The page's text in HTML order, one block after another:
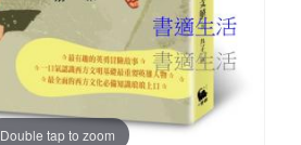
Double tap to zoom